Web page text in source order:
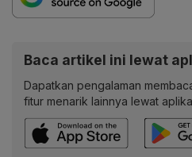
Baca artikel ini lewat
Dapatkan pengalaman
fitur menarik lainnya lewat